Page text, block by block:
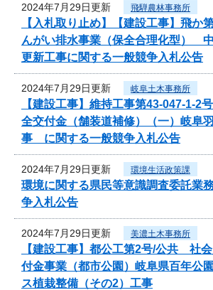
2024年7月29日更新 飛騨農林事務所
【入札取り止め】【建設工事】飛
んがい排水事業（保全合理化型）
更新工事に関する一般競争入札公告
2024年7月29日更新 岐阜土木事務所
【建設工事】維持工事第43-047-1-2
全交付金（舗装道補修）（一）岐阜
事 に関する一般競争入札公告
2024年7月29日更新 環境生活政策課
環境に関する県民等意識調査委託業
争入札公告
2024年7月29日更新 美濃土木事務所
【建設工事】都公工第2号/公共 社
付金事業（都市公園）岐阜県百年公
ス植栽整備（その2）工事